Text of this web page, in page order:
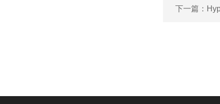
下一篇：